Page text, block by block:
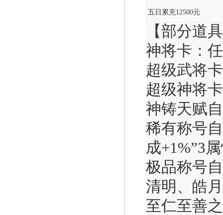
五日累充12500元
【部分道
神将卡：
超级武将
超级神将
神铸天赋
稀有称号
成+1%”3
极品称号
清明、皓
至仁至善